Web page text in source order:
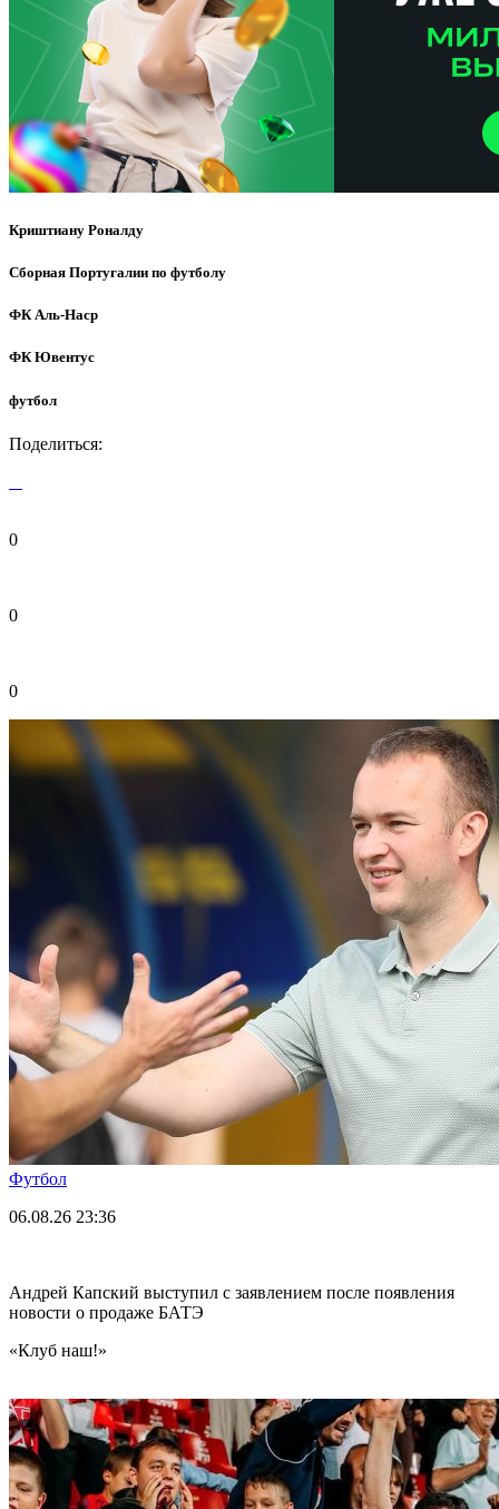
Криштиану Роналду
Сборная Португалии по футболу
ФК Аль-Наср
ФК Ювентус
футбол
Поделиться:
0
0
0
Футбол
06.08.26 23:36
Андрей Капский выступил с заявлением после появления
новости о продаже БАТЭ
«Клуб наш!»